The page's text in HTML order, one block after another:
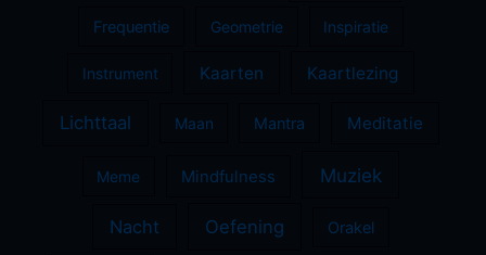
Frequentie Geometrie Inspiratie
Instrument Kaarten Kaartlezing
Lichttaal Maan Mantra Meditatie
Meme Mindfulness Muziek
Nacht Oefening Orakel